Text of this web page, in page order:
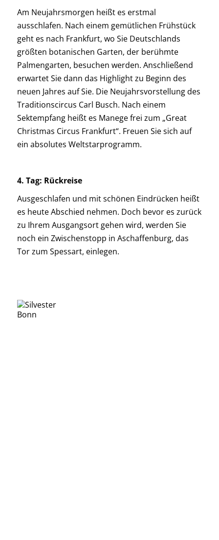
Am Neujahrsmorgen heißt es erstmal
ausschlafen. Nach einem gemütlichen Frühstück
geht es nach Frankfurt, wo Sie Deutschlands
größten botanischen Garten, der berühmte
Palmengarten, besuchen werden. Anschließend
erwartet Sie dann das Highlight zu Beginn des
neuen Jahres auf Sie. Die Neujahrsvorstellung des
Traditionscircus Carl Busch. Nach einem
Sektempfang heißt es Manege frei zum „Great
Christmas Circus Frankfurt“. Freuen Sie sich auf
ein absolutes Weltstarprogramm.
4. Tag: Rückreise
Ausgeschlafen und mit schönen Eindrücken heißt
es heute Abschied nehmen. Doch bevor es zurück
zu Ihrem Ausgangsort gehen wird, werden Sie
noch ein Zwischenstopp in Aschaffenburg, das
Tor zum Spessart, einlegen.